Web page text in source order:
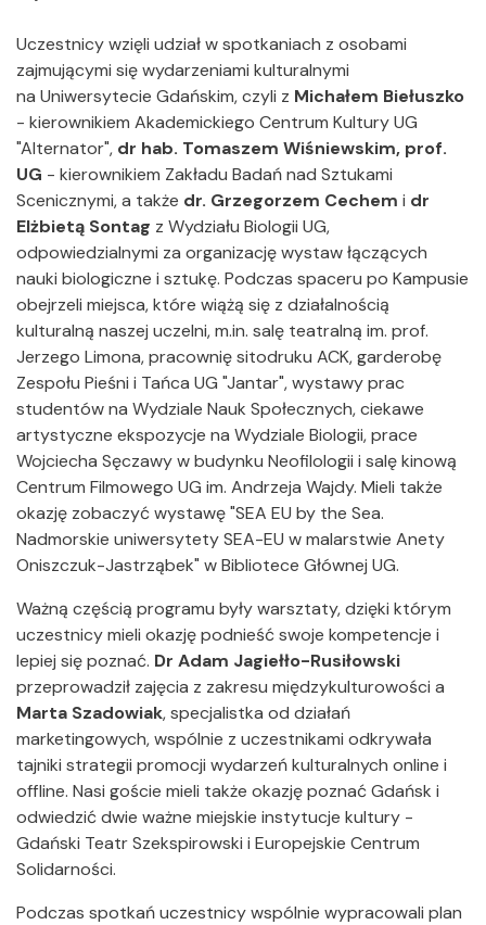
Uczestnicy wzięli udział w spotkaniach z osobami
zajmującymi się wydarzeniami kulturalnymi
na Uniwersytecie Gdańskim, czyli z Michałem Biełuszko
- kierownikiem Akademickiego Centrum Kultury UG
"Alternator", dr hab. Tomaszem Wiśniewskim, prof.
UG - kierownikiem Zakładu Badań nad Sztukami
Scenicznymi, a także dr. Grzegorzem Cechem i dr
Elżbietą Sontag z Wydziału Biologii UG,
odpowiedzialnymi za organizację wystaw łączących
nauki biologiczne i sztukę. Podczas spaceru po Kampusie
obejrzeli miejsca, które wiążą się z działalnością
kulturalną naszej uczelni, m.in. salę teatralną im. prof.
Jerzego Limona, pracownię sitodruku ACK, garderobę
Zespołu Pieśni i Tańca UG "Jantar", wystawy prac
studentów na Wydziale Nauk Społecznych, ciekawe
artystyczne ekspozycje na Wydziale Biologii, prace
Wojciecha Sęczawy w budynku Neofilologii i salę kinową
Centrum Filmowego UG im. Andrzeja Wajdy. Mieli także
okazję zobaczyć wystawę "SEA EU by the Sea.
Nadmorskie uniwersytety SEA-EU w malarstwie Anety
Oniszczuk-Jastrząbek" w Bibliotece Głównej UG.
Ważną częścią programu były warsztaty, dzięki którym
uczestnicy mieli okazję podnieść swoje kompetencje i
lepiej się poznać. Dr Adam Jagiełło-Rusiłowski
przeprowadził zajęcia z zakresu międzykulturowości a
Marta Szadowiak, specjalistka od działań
marketingowych, wspólnie z uczestnikami odkrywała
tajniki strategii promocji wydarzeń kulturalnych online i
offline. Nasi goście mieli także okazję poznać Gdańsk i
odwiedzić dwie ważne miejskie instytucje kultury -
Gdański Teatr Szekspirowski i Europejskie Centrum
Solidarności.
Podczas spotkań uczestnicy wspólnie wypracowali plan